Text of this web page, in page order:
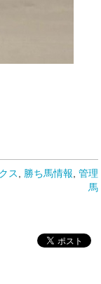
ス , 勝ち馬情報, 管理
馬